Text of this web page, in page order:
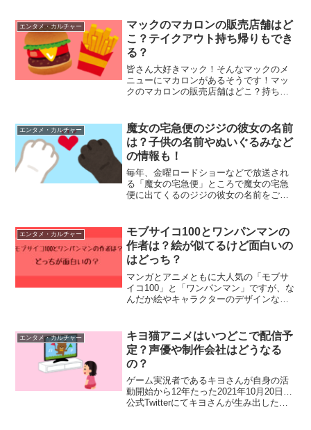
か？そこで今回は、魔女の宅急便ニシン
のパイのおばあちゃん名前や...
エンタメ・カルチャー
マックのマカロンの販売店舗はど
こ？テイクアウト持ち帰りもでき
る？
皆さん大好きマック！そんなマックのメ
ニューにマカロンがあるそうです！マッ
クのマカロンの販売店舗はどこ？持ち帰
舗はどこか、持ち帰りもできるのかにつ
いて調査してみました！マ...
エンタメ・カルチャー
魔女の宅急便のジジの彼女の名前
は？子供の名前やぬいぐるみなど
の情報も！
毎年、金曜ロードショーなどで放送され
る「魔女の宅急便」ところで魔女の宅急
便に出てくるのジジの彼女の名前をご存
気になりますよね？そこで今回は…魔女
の宅急便のジジの彼女の名...
エンタメ・カルチャー
モブサイコ100とワンパンマンの
作者は？絵が似てるけど面白いの
はどっち？
マンガとアニメともに大人気の「モブサ
イコ100」と「ワンパンマン」ですが、な
んだか絵やキャラクターのデザインなど
作者についてと、絵が似ている理由、そ
して面白いのはど...
エンタメ・カルチャー
キヨ猫アニメはいつどこで配信予
定？声優や制作会社はどうなる
の？
ゲーム実況者であるキヨさんが自身の活
動開始から12年たった2021年10月20日…
公式Twitterにてキヨさんが生み出したオ